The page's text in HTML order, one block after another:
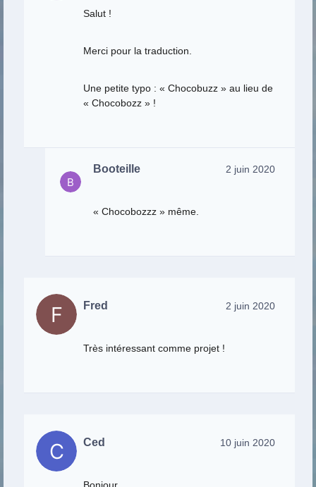
Salut !
Merci pour la traduction.
Une petite typo : « Chocobuzz » au lieu de
« Chocobozz » !
Booteille 2 juin 2020
« Chocobozzz » même.
Fred 2 juin 2020
Très intéressant comme projet !
Ced 10 juin 2020
Bonjour,